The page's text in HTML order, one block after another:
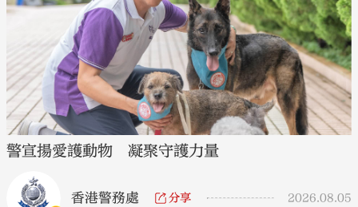
警宣揚愛護動物 凝聚守護力量
香港警務處 分享 2026.08.05